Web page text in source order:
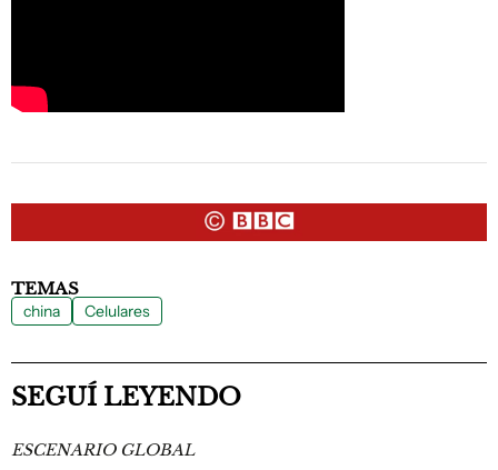
TEMAS
china Celulares
SEGUÍ LEYENDO
ESCENARIO GLOBAL